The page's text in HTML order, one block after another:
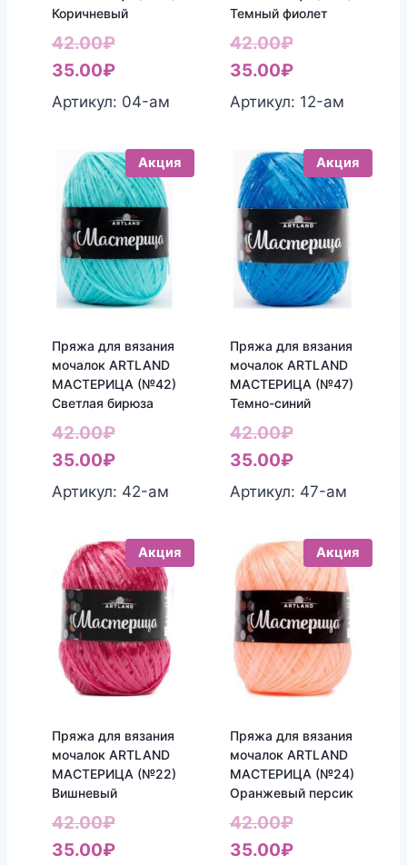
Коричневый
42.00₽Первоначальная
цена
составляла
35.00₽Текущая
цена:
Артикул: 04-aм
Темный фиолет
42.00₽
цена
составляла
35.00₽Текущая
цена:
Артикул: 12-aм
Акция
Пряжа для вязания
мочалок ARTLAND
МАСТЕРИЦА (№42)
Светлая бирюза
42.00₽Первоначальная
цена
составляла
35.00₽Текущая
цена:
Артикул: 42-aм
Акция
Пряжа для вязания
мочалок ARTLAND
МАСТЕРИЦА (№47)
Темно-синий
42.00₽
цена
составляла
35.00₽Текущая
цена:
Артикул: 47-aм
Акция
Пряжа для вязания
мочалок ARTLAND
МАСТЕРИЦА (№22)
Вишневый
42.00₽Первоначальная
цена
35.00₽Текущая
Акция
Пряжа для вязания
мочалок ARTLAND
МАСТЕРИЦА (№24)
Оранжевый персик
42.00₽
цена
35.00₽Текущая